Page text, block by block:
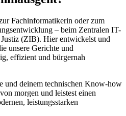
Fachinformatikerin oder zum
– beim Zentralen IT-
(ZIB). Hier entwickelst und
unsere Gerichte und
effizient und bürgernah
und deinem technischen Know-how
morgen und leistest einen
leistungsstarken